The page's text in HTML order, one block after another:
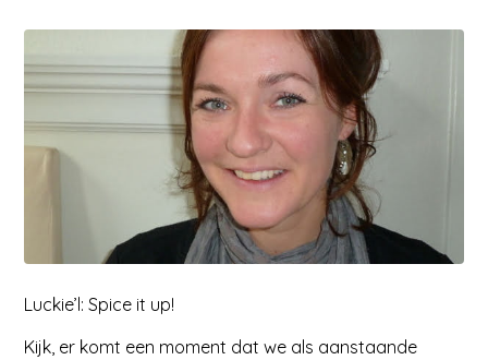
Luckie’l: Spice it up!
Kijk, er komt een moment dat we als aanstaande